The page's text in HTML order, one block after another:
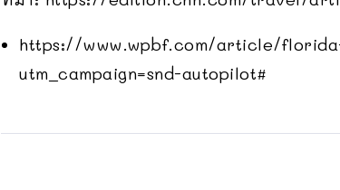
https://www.wpbf.com/article/
utm_campaign=snd-autopilot#